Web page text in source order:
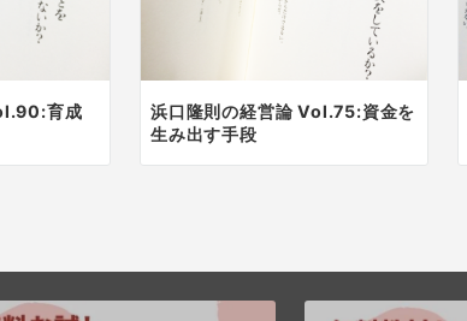
育成
浜口隆則の経営論 Vol.75:資金を
生み出す手段